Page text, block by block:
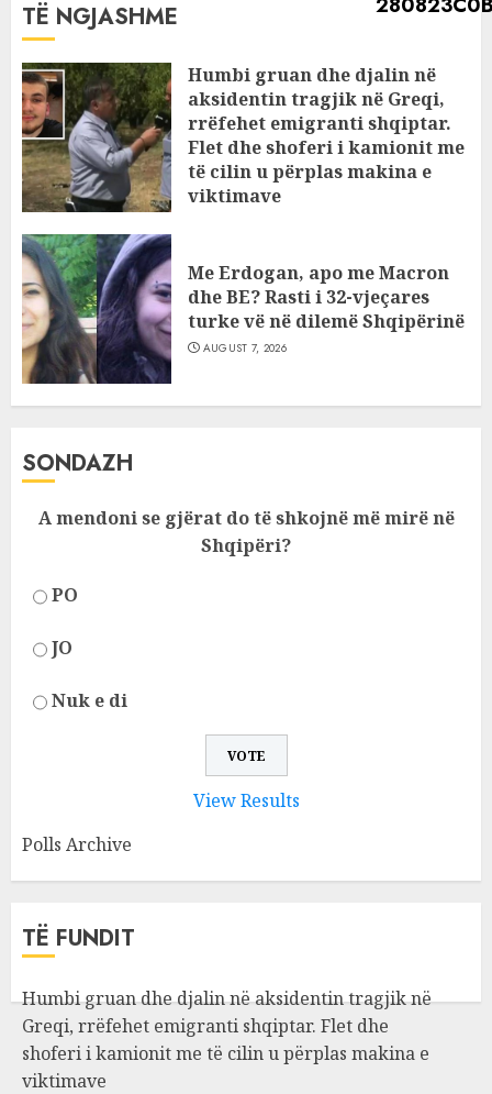
TË NGJASHME
Humbi gruan dhe djalin në
aksidentin tragjik në Greqi,
rrëfehet emigranti shqiptar.
Flet dhe shoferi i kamionit me
të cilin u përplas makina e
viktimave
Me Erdogan, apo me Macron
dhe BE? Rasti i 32-vjeçares
turke vë në dilemë Shqipërinë
AUGUST 7, 2026
SONDAZH
A mendoni se gjërat do të shkojnë më mirë në
Shqipëri?
PO
JO
Nuk e di
View Results
Polls Archive
TË FUNDIT
Humbi gruan dhe djalin në aksidentin tragjik në
Greqi, rrëfehet emigranti shqiptar. Flet dhe
shoferi i kamionit me të cilin u përplas makina e
viktimave